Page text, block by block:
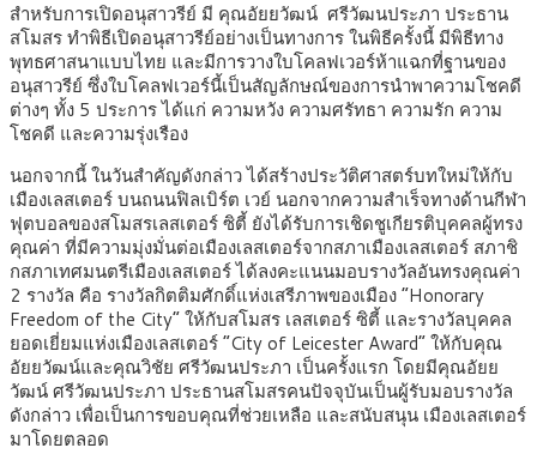
สำหรับการเปิดอนุสาวรีย์ มี คุณอัยยวัฒน์ ศรีวัฒนประภา ประธาน
สโมสร ทำพิธีเปิดอนุสาวรีย์อย่างเป็นทางการ ในพิธีครั้งนี้ มีพิธีทาง
พุทธศาสนาแบบไทย และมีการวางใบโคลฟเวอร์ห้าแฉกที่ฐานของ
อนุสาวรีย์ ซึ่งใบโคลฟเวอร์นี้เป็นสัญลักษณ์ของการนำพาความโชคดี
ต่างๆ ทั้ง 5 ประการ ได้แก่ ความหวัง ความศรัทธา ความรัก ความ
โชคดี และความรุ่งเรือง
นอกจากนี้ ในวันสำคัญดังกล่าว ได้สร้างประวัติศาสตร์บทใหม่ให้กับ
เมืองเลสเตอร์ บนถนนฟิลเบิร์ต เวย์ นอกจากความสำเร็จทางด้านกีฬา
ฟุตบอลของสโมสรเลสเตอร์ ซิตี้ ยังได้รับการเชิดชูเกียรติบุคคลผู้ทรง
คุณค่า ที่มีความมุ่งมั่นต่อเมืองเลสเตอร์จากสภาเมืองเลสเตอร์ สภาชิ
กสภาเทศมนตรีเมืองเลสเตอร์ ได้ลงคะแนนมอบรางวัลอันทรงคุณค่า
2 รางวัล คือ รางวัลกิตติมศักดิ์แห่งเสรีภาพของเมือง “Honorary
Freedom of the City” ให้กับสโมสร เลสเตอร์ ซิตี้ และรางวัลบุคคล
ยอดเยี่ยมแห่งเมืองเลสเตอร์ “City of Leicester Award” ให้กับคุณ
อัยยวัฒน์และคุณวิชัย ศรีวัฒนประภา เป็นครั้งแรก โดยมีคุณอัยย
วัฒน์ ศรีวัฒนประภา ประธานสโมสรคนปัจจุบันเป็นผู้รับมอบรางวัล
ดังกล่าว เพื่อเป็นการขอบคุณที่ช่วยเหลือ และสนับสนุน เมืองเลสเตอร์
มาโดยตลอด